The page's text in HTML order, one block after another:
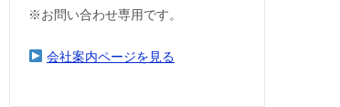
※お問い合わせ専用です。
会社案内ページを見る